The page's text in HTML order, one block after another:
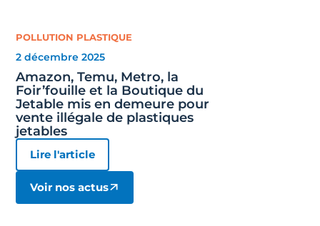
POLLUTION PLASTIQUE
2 décembre 2025
Amazon, Temu, Metro, la
Foir’fouille et la Boutique du
Jetable mis en demeure pour
vente illégale de plastiques
jetables
Lire l'article
Voir nos actus